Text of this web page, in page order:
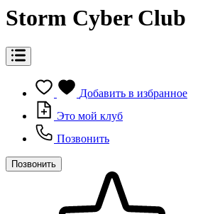
Storm Cyber Club
Добавить в избранное
Это мой клуб
Позвонить
Позвонить